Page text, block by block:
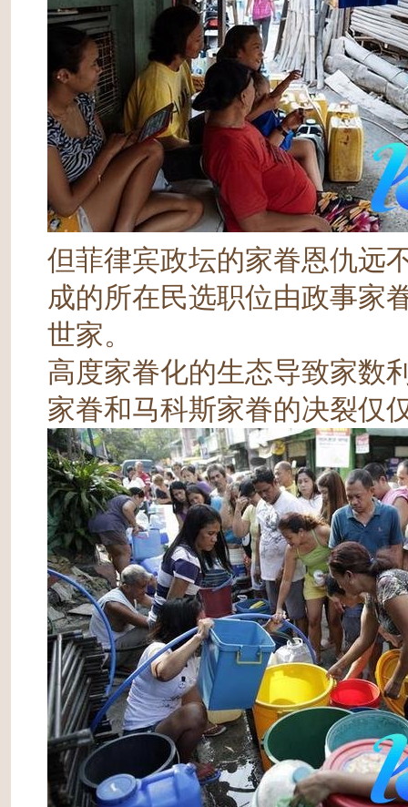
但菲律宾政坛的家眷恩仇远
成的所在民选职位由政事家
世家。
高度家眷化的生态导致家数
家眷和马科斯家眷的决裂仅